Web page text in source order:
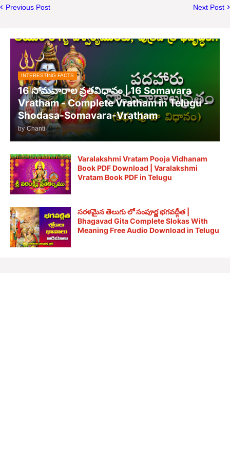
Previous Post Next Post
INTERESTING FACTS
16 సోమవారాల వ్రతవిధానం | 16 Somavara
Vratham - Complete Vratham in Telugu -
Shodasa-Somavara-Vratham
by Chanti
Varalakshmi Vratam Pooja Vidhanam
Book PDF Download | Varalakshmi
Vratam Book PDF in Telugu
సరళమైన తెలుగు లో సంపూర్ణ భగవద్గీత |
Bhagavad Gita Complete Slokas With
Meaning Free Audio Download in Telugu